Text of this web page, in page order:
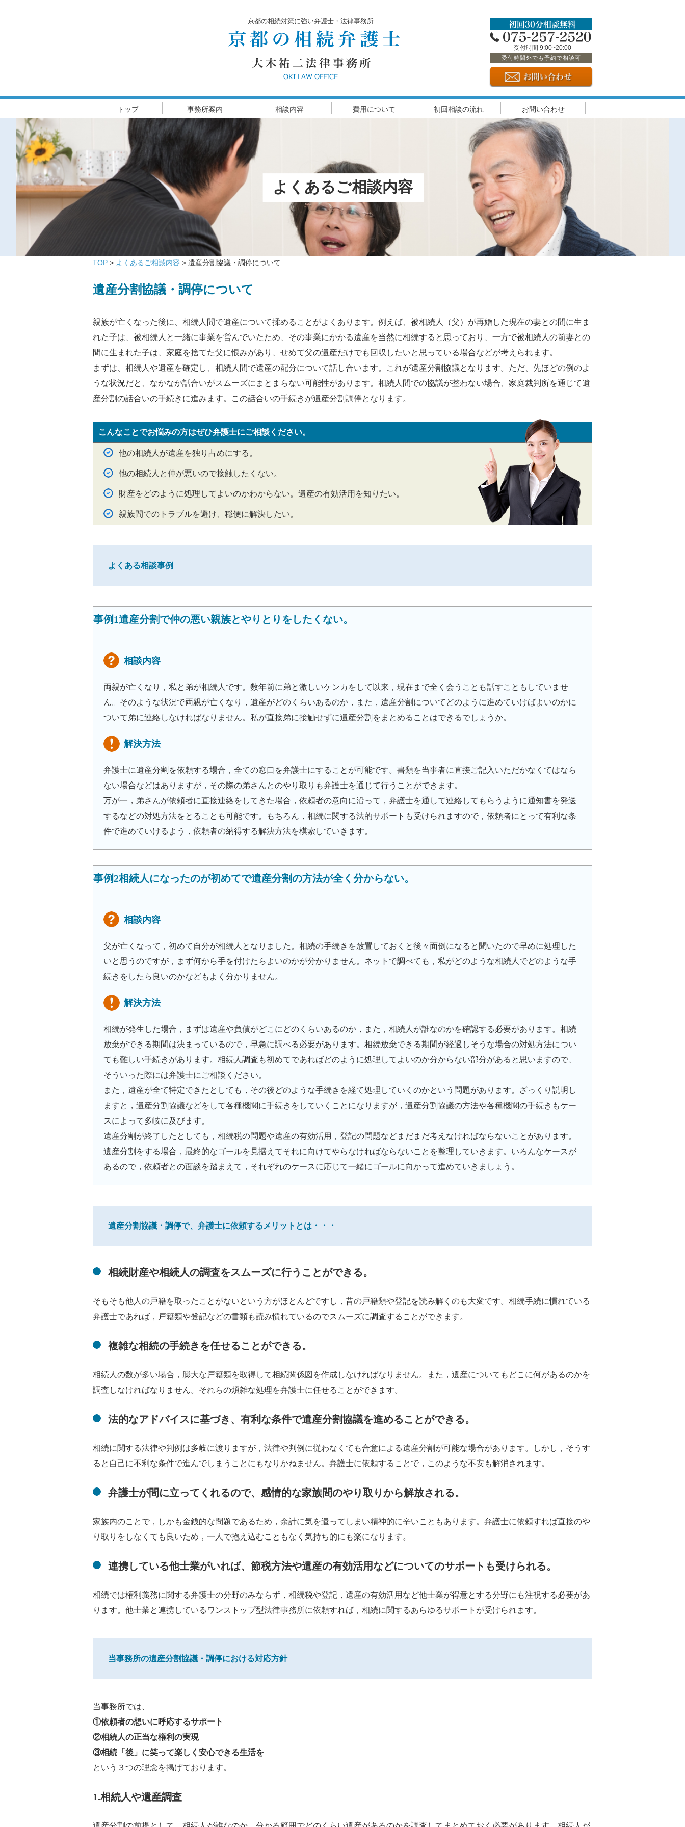
京都の相続対策に強い弁護士・法律事務所
受付時間 9:00~20:00
受付時間外でも予約で相談可
トップ 事務所案内 相談内容
高齢者の財産管理・成年後見
費用について 初回相談の流れ お問い合わせ
よくあるご相談内容
TOP > よくあるご相談内容 > 遺産分割協議・調停について
遺産分割協議・調停について
親族が亡くなった後に、相続人間で遺産について揉めることがよくあります。例えば、被相続人（父）が再婚した現在の妻との間に生ま
れた子は、被相続人と一緒に事業を営んでいたため、その事業にかかる遺産を当然に相続すると思っており、一方で被相続人の前妻との
間に生まれた子は、家庭を捨てた父に恨みがあり、せめて父の遺産だけでも回収したいと思っている場合などが考えられます。
まずは、相続人や遺産を確定し、相続人間で遺産の配分について話し合います。これが遺産分割協議となります。ただ、先ほどの例のよ
うな状況だと、なかなか話合いがスムーズにまとまらない可能性があります。相続人間での協議が整わない場合、家庭裁判所を通じて遺
産分割の話合いの手続きに進みます。この話合いの手続きが遺産分割調停となります。
こんなことでお悩みの方はぜひ弁護士にご相談ください。
他の相続人が遺産を独り占めにする。
他の相続人と仲が悪いので接触したくない。
財産をどのように処理してよいのかわからない。遺産の有効活用を知りたい。
親族間でのトラブルを避け、穏便に解決したい。
よくある相談事例
事例1遺産分割で仲の悪い親族とやりとりをしたくない。
相談内容
両親が亡くなり，私と弟が相続人です。数年前に弟と激しいケンカをして以来，現在まで全く会うことも話すこともしていませ
ん。そのような状況で両親が亡くなり，遺産がどのくらいあるのか，また，遺産分割についてどのように進めていけばよいのかに
ついて弟に連絡しなければなりません。私が直接弟に接触せずに遺産分割をまとめることはできるでしょうか。
解決方法
弁護士に遺産分割を依頼する場合，全ての窓口を弁護士にすることが可能です。書類を当事者に直接ご記入いただかなくてはなら
ない場合などはありますが，その際の弟さんとのやり取りも弁護士を通じて行うことができます。
万が一，弟さんが依頼者に直接連絡をしてきた場合，依頼者の意向に沿って，弁護士を通して連絡してもらうように通知書を発送
するなどの対処方法をとることも可能です。もちろん，相続に関する法的サポートも受けられますので，依頼者にとって有利な条
件で進めていけるよう，依頼者の納得する解決方法を模索していきます。
事例2相続人になったのが初めてで遺産分割の方法が全く分からない。
相談内容
父が亡くなって，初めて自分が相続人となりました。相続の手続きを放置しておくと後々面倒になると聞いたので早めに処理した
いと思うのですが，まず何から手を付けたらよいのかが分かりません。ネットで調べても，私がどのような相続人でどのような手
続きをしたら良いのかなどもよく分かりません。
解決方法
相続が発生した場合，まずは遺産や負債がどこにどのくらいあるのか，また，相続人が誰なのかを確認する必要があります。相続
放棄ができる期間は決まっているので，早急に調べる必要があります。相続放棄できる期間が経過しそうな場合の対処方法につい
ても難しい手続きがあります。相続人調査も初めてであればどのように処理してよいのか分からない部分があると思いますので、
そういった際には弁護士にご相談ください。
また，遺産が全て特定できたとしても，その後どのような手続きを経て処理していくのかという問題があります。ざっくり説明し
ますと，遺産分割協議などをして各種機関に手続きをしていくことになりますが，遺産分割協議の方法や各種機関の手続きもケー
スによって多岐に及びます。
遺産分割が終了したとしても，相続税の問題や遺産の有効活用，登記の問題などまだまだ考えなければならないことがあります。
遺産分割をする場合，最終的なゴールを見据えてそれに向けてやらなければならないことを整理していきます。いろんなケースが
あるので，依頼者との面談を踏まえて，それぞれのケースに応じて一緒にゴールに向かって進めていきましょう。
遺産分割協議・調停で、弁護士に依頼するメリットとは・・・
相続財産や相続人の調査をスムーズに行うことができる。
そもそも他人の戸籍を取ったことがないという方がほとんどですし，昔の戸籍類や登記を読み解くのも大変です。相続手続に慣れている
弁護士であれば，戸籍類や登記などの書類も読み慣れているのでスムーズに調査することができます。
複雑な相続の手続きを任せることができる。
相続人の数が多い場合，膨大な戸籍類を取得して相続関係図を作成しなければなりません。また，遺産についてもどこに何があるのかを
調査しなければなりません。それらの煩雑な処理を弁護士に任せることができます。
法的なアドバイスに基づき、有利な条件で遺産分割協議を進めることができる。
相続に関する法律や判例は多岐に渡りますが，法律や判例に従わなくても合意による遺産分割が可能な場合があります。しかし，そうす
ると自己に不利な条件で進んでしまうことにもなりかねません。弁護士に依頼することで，このような不安も解消されます。
弁護士が間に立ってくれるので、感情的な家族間のやり取りから解放される。
家族内のことで，しかも金銭的な問題であるため，余計に気を遣ってしまい精神的に辛いこともあります。弁護士に依頼すれば直接のや
り取りをしなくても良いため，一人で抱え込むこともなく気持ち的にも楽になります。
連携している他士業がいれば、節税方法や遺産の有効活用などについてのサポートも受けられる。
相続では権利義務に関する弁護士の分野のみならず，相続税や登記，遺産の有効活用など他士業が得意とする分野にも注視する必要があ
ります。他士業と連携しているワンストップ型法律事務所に依頼すれば，相続に関するあらゆるサポートが受けられます。
当事務所の遺産分割協議・調停における対応方針
当事務所では、
①依頼者の想いに呼応するサポート
②相続人の正当な権利の実現
③相続「後」に笑って楽しく安心できる生活を
という３つの理念を掲げております。
1.相続人や遺産調査